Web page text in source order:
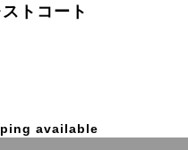
トコート
available